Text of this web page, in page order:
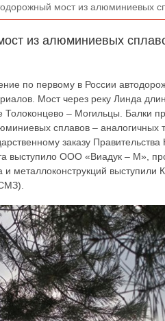
мост из алюминиевых
из алюминиевых
по первому в России
Мост через реку Линда
Толоконцево – Могильцы. Балки
сплавов – аналогичных
заказу
выступило ООО «Виадук – М»,
металлоконструкций выступили